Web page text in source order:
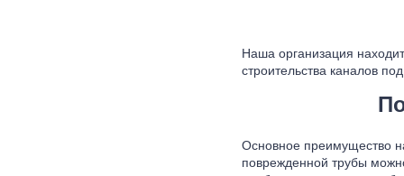
Наша организация
строительства каналов
Основное преимущество
поврежденной трубы